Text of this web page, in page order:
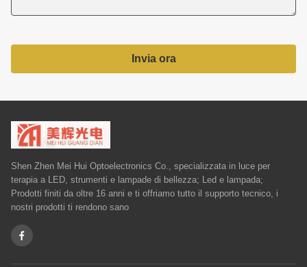
Invia ora
Shen Zhen Mei Hui Optoelectronics Co., specializzata in luce per
terapia a LED, strumenti e lampade di bellezza; Led e lampada;
Prodotti finiti da oltre 16 anni e ti offriamo tutto il supporto tecnico, i
nostri prodotti ti rendono sano